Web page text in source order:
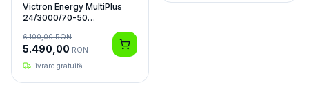
Victron Energy MultiPlus
24/3000/70-50
6.100,00RON
5.490,00 RON
Livrare gratuită